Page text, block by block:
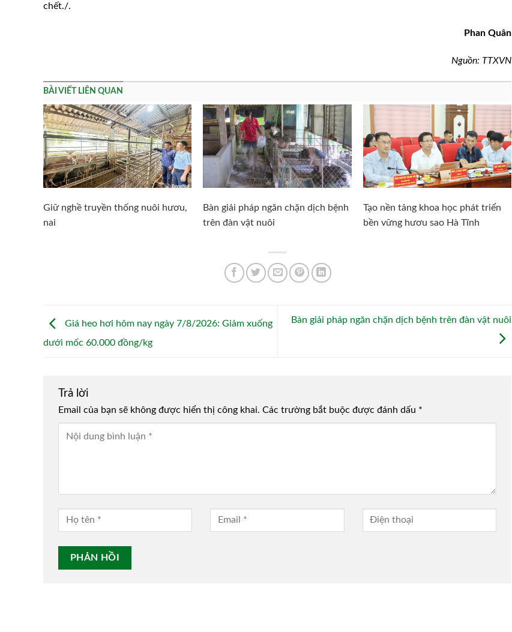
chết./.
Phan Quân
Nguồn: TTXVN
BÀI VIẾT LIÊN QUAN
Giữ nghề truyền thống nuôi hươu,
nai
Bàn giải pháp ngăn chặn dịch bệnh
trên đàn vật nuôi
Tạo nền tảng khoa học phát triển
bền vững hươu sao Hà Tĩnh
Giá heo hơi hôm nay ngày 7/8/2026: Giảm xuống
dưới mốc 60.000 đồng/kg
Bàn giải pháp ngăn chặn dịch bệnh trên đàn vật nuôi
Trả lời
Email của bạn sẽ không được hiển thị công khai. Các trường bắt buộc được đánh dấu *
Alternative: